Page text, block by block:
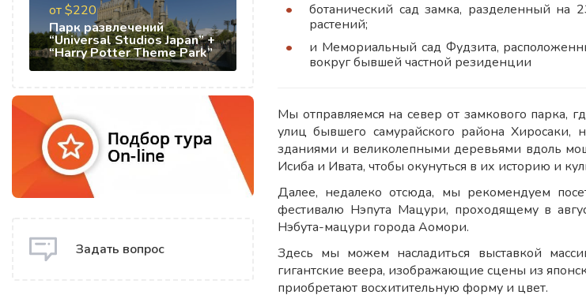
от $220
Парк развлечений
“Universal Studios Japan” +
“Harry Potter Theme Park”
Задать вопрос
ботанический сад замка, разделенный на
растений;
и Мемориальный сад Фудзита,
вокруг бывшей частной резиденции
Мы отправляемся на север от замкового парка,
улиц бывшего самурайского района
зданиями и великолепными деревьями вдоль
Исиба и Ивата, чтобы окунуться в их историю и
Далее, недалеко отсюда, мы рекомендуем
фестивалю Нэпута Мацури, проходящему в
Нэбута-мацури города Аомори.
Здесь мы можем насладиться выставкой
гигантские веера, изображающие сцены из
приобретают восхитительную форму и цвет.